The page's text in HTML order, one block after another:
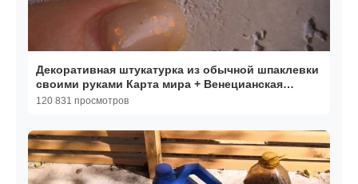
Декоративная штукатурка из обычной шпаклевки
своими руками Карта мира + Венецианская
штукатурка
120 831 просмотров